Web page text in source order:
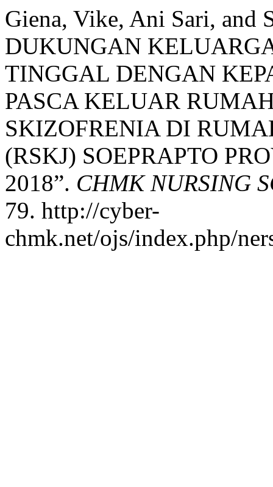
Giena, Vike, Ani Sari, and
DUKUNGAN
TINGGAL DENGAN
PASCA KELUAR
SKIZOFRENIA DI
(RSKJ) SOEPRAPTO
2018”. CHMK NURSING
79. http://cyber-
chmk.net/ojs/index.php/